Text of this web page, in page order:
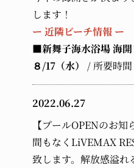
します！
ー 近隣ビーチ情報 ー
■新舞子海水浴場 海
８/17（水）
/ 所要時
2022.06.27
【プールOPENのお知
間もなくLiVEMAX
致します。解放感溢れ